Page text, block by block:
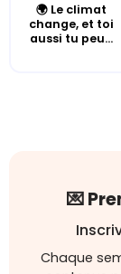
🌍 Le climat
change, et toi
aussi tu peu...
💌
Chaque